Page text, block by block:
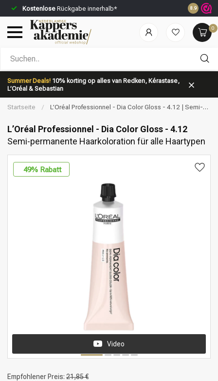
Kostenlose Rückgabe innerhalb* Vor 23:59
8.9
0
Summer Deals! 10% korting op alles van Redken, Kérastase,
L’Oréal & Sebastian
Nach welcher Kategorie suchst du?
Marken Haarpflege
Startseite /
L’Oréal Professionnel - Dia Color Gloss - 4.12 | Semi-
L’Oréal Professionnel - Dia Color Gloss - 4.12
Semi-permanente Haarkoloration für alle Haartypen
49% Rabatt
Video
Empfohlener Preis: 21,85 €